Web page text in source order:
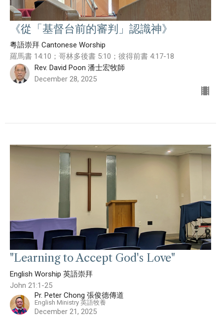
《從「基督台前的審判」認識神》
粵語崇拜 Cantonese Worship
羅馬書 14:10；哥林多後書 5:10；彼得前書 4:17-18
Rev. David Poon 潘士宏牧師
December 28, 2025
"Learning to Accept God's Love"
English Worship 英語崇拜
John 21:1-25
Pr. Peter Chong 張俊德傳道
English Ministry 英語牧養
December 21, 2025